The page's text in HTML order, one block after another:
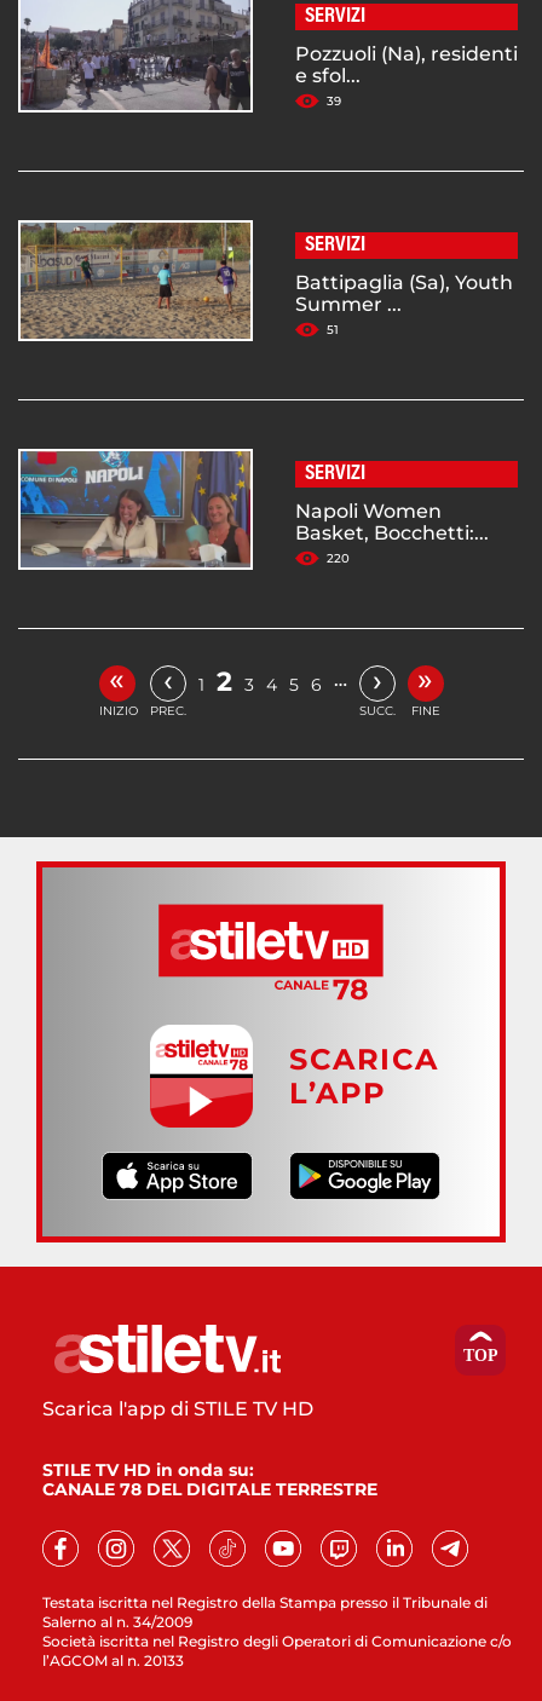
SERVIZI
Pozzuoli (Na), residenti
e sfol...
39
SERVIZI
Battipaglia (Sa), Youth
Summer ...
51
SERVIZI
Napoli Women
Basket, Bocchetti:...
220
«
INIZIO
‹
PREC.
1 2 3 4 5 6 … ›
SUCC.
»
FINE
SCARICA
L’APP
Testata iscritta nel Registro della Stampa presso il Tribunale di
Salerno al n. 34/2009
Società iscritta nel Registro degli Operatori di Comunicazione c/o
l’AGCOM al n. 20133
Scarica l'app di STILE TV HD
STILE TV HD in onda su:
CANALE 78 DEL DIGITALE TERRESTRE